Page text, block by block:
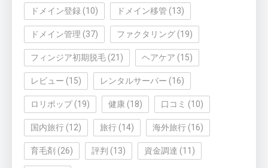
ドメイン登録 (10) ドメイン移管 (13)
ドメイン管理 (37) ファクタリング (19)
フィンジア初期脱毛 (21) ヘアケア (15)
レビュー (15) レンタルサーバー (16)
ロリポップ(19) 健康 (18) 口コミ (10)
国内旅行 (12) 旅行 (14) 海外旅行 (16)
育毛剤 (26) 評判 (13) 資金調達 (11)